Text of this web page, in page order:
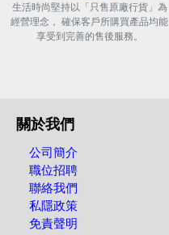
生活時尚堅持以「只售原廠行貨」為
經營理念， 確保客戶所購買產品均能
享受到完善的售後服務。
關於我們
公司簡介
職位招聘
聯絡我們
私隱政策
免責聲明